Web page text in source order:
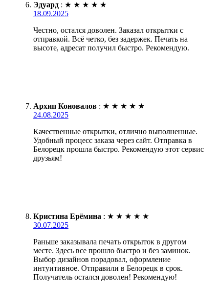
Эдуард : ★ ★ ★ ★ ★
18.09.2025
Честно, остался доволен. Заказал открытки с
отправкой. Всё четко, без задержек. Печать на
высоте, адресат получил быстро. Рекомендую.
Архип Коновалов : ★ ★ ★ ★ ★
24.08.2025
Качественные открытки, отлично выполненные.
Удобный процесс заказа через сайт. Отправка в
Белорецк прошла быстро. Рекомендую этот сервис
друзьям!
Кристина Ерёмина : ★ ★ ★ ★ ★
30.07.2025
Раньше заказывала печать открыток в другом
месте. Здесь все прошло быстро и без заминок.
Выбор дизайнов порадовал, оформление
интуитивное. Отправили в Белорецк в срок.
Получатель остался доволен! Рекомендую!